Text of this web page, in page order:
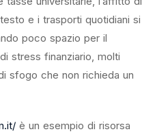
e i trasporti quotidiani si
poco spazio per il
stress finanziario, molti
sfogo che non richieda un
è un esempio di risorsa